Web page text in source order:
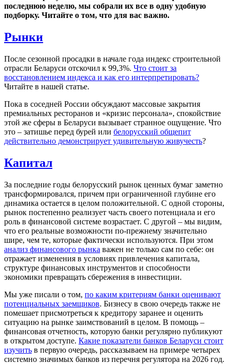
последнюю неделю, мы собрали их все в одну удобную
подборку. Читайте о том, что для вас важно.
Рынки
После сезонной просадки в начале года индекс строительной
отрасли Беларуси отскочил к 99,3%. Что стоит за
восстановлением индекса и как его интерпретировать?
Читайте в нашей статье.
Пока в соседней России обсуждают массовые закрытия
премиальных ресторанов и «кризис персонала», спокойствие
этой же сферы в Беларуси вызывает странное ощущение. Что
это – затишье перед бурей или белорусский общепит
действительно демонстрирует удивительную живучесть?
Капитал
За последние годы белорусский рынок ценных бумаг заметно
трансформировался, причем при ограниченной глубине его
динамика остается в целом положительной. С одной стороны,
рынок постепенно реализует часть своего потенциала и его
роль в финансовой системе возрастает. С другой – мы видим,
что его реальные возможности по-прежнему значительно
шире, чем те, которые фактически используются. При этом
анализ финансового рынка важен не только сам по себе: он
отражает изменения в условиях привлечения капитала,
структуре финансовых инструментов и способности
экономики превращать сбережения в инвестиции.
Мы уже писали о том, по каким критериям банки оценивают
потенциальных заемщиков. Бизнесу в свою очередь также не
помешает присмотреться к кредитору заранее и оценить
ситуацию на рынке заимствований в целом. В помощь –
финансовая отчетность, которую банки регулярно публикуют
в открытом доступе. Какие показатели банков Беларуси стоит
изучить в первую очередь, рассказываем на примере четырех
системно значимых банков из перечня регулятора на 2026 год.